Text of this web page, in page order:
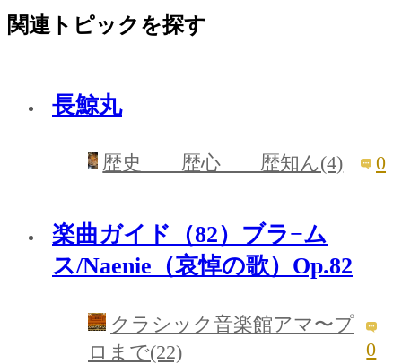
関連トピックを探す
長鯨丸
歴史 歴心 歴知ん(4) 0
楽曲ガイド（82）ブラ−ム
ス/Naenie（哀悼の歌）Op.82
クラシック音楽館アマ〜プ
ロまで(22)
0